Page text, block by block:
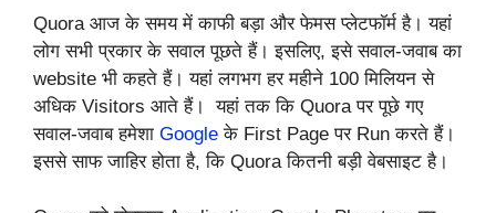
Quora आज के समय में काफी बड़ा और फेमस प्लेटफॉर्म है। यहां
लोग सभी प्रकार के सवाल पूछते हैं। इसलिए, इसे सवाल-जवाब का
website भी कहते हैं। यहां लगभग हर महीने 100 मिलियन से
अधिक Visitors आते हैं। यहां तक कि Quora पर पूछे गए
सवाल-जवाब हमेशा Google के First Page पर Run करते हैं।
इससे साफ जाहिर होता है, कि Quora कितनी बड़ी वेबसाइट है।